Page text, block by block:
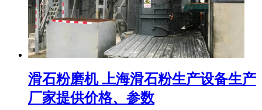
滑石粉磨机 上海滑石粉生产设备生产
厂家提供价格、参数